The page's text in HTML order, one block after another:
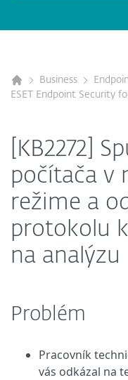
Business
ESET Endpoint Security
[KB2272]
počítača v
režime a
protokolu
na analýzu
Problém
Pracovník
vás odkázal na